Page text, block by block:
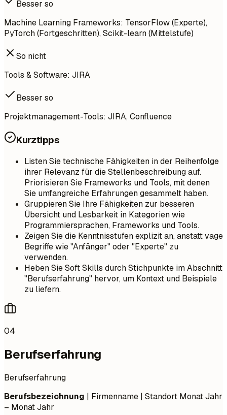
Besser so
Machine Learning Frameworks: TensorFlow (Experte),
PyTorch (Fortgeschritten), Scikit-learn (Mittelstufe)
So nicht
Tools & Software: JIRA
Besser so
Projektmanagement-Tools: JIRA, Confluence
Kurztipps
Listen Sie technische Fähigkeiten in der Reihenfolge
ihrer Relevanz für die Stellenbeschreibung auf.
Priorisieren Sie Frameworks und Tools, mit denen
Sie umfangreiche Erfahrungen gesammelt haben.
Gruppieren Sie Ihre Fähigkeiten zur besseren
Übersicht und Lesbarkeit in Kategorien wie
Programmiersprachen, Frameworks und Tools.
Zeigen Sie die Kenntnisstufen explizit an, anstatt vage
Begriffe wie "Anfänger" oder "Experte" zu
verwenden.
Heben Sie Soft Skills durch Stichpunkte im Abschnitt
"Berufserfahrung" hervor, um Kontext und Beispiele
zu liefern.
04
Berufserfahrung
Berufserfahrung
Berufsbezeichnung | Firmenname | Standort Monat Jahr
– Monat Jahr